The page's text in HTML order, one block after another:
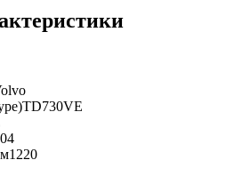
TD730VE
1220